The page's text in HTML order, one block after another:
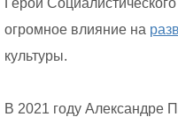
огромное влияние на
культуры.
В 2021 году Александре